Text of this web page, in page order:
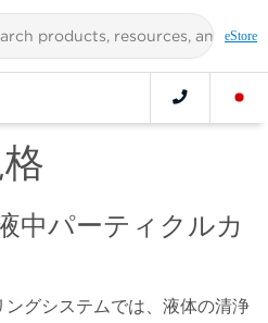
eStore
中パーティクルカ
グシステムでは、液体の清浄